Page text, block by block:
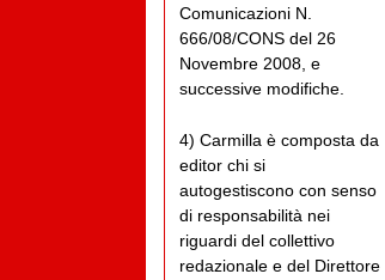
Comunicazioni N.
666/08/CONS del 26
Novembre 2008, e
successive modifiche.
4) Carmilla è composta da
editor chi si
autogestiscono con senso
di responsabilità nei
riguardi del collettivo
redazionale e del Direttore